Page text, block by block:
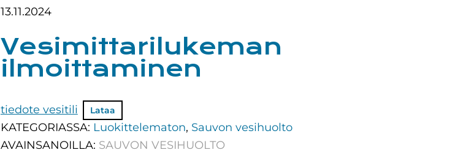
13.11.2024
Vesimittarilukeman
ilmoittaminen
tiedote vesitili Lataa
KATEGORIASSA: Luokittelematon, Sauvon vesihuolto
AVAINSANOILLA: SAUVON VESIHUOLTO